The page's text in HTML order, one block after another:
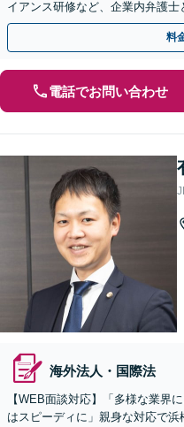
イアンス研修など、企業内弁護
し、経営の安定化を強力にサポ
料
電話でお問い合わせ
海外法人・国際法
【WEB面談対応】「多様な業界
はスピーディに」親身な対応で